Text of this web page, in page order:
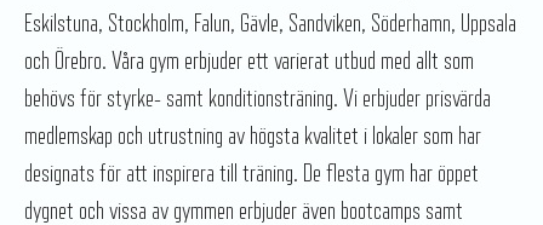
Eskilstuna, Stockholm, Falun, Gävle, Sandviken, Söderhamn, Uppsala
och Örebro. Våra gym erbjuder ett varierat utbud med allt som
behövs för styrke- samt konditionsträning. Vi erbjuder prisvärda
medlemskap och utrustning av högsta kvalitet i lokaler som har
designats för att inspirera till träning. De flesta gym har öppet
dygnet och vissa av gymmen erbjuder även bootcamps samt